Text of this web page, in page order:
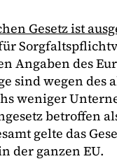
Gesetz ist
Angaben des
sind wegen des
weniger
betroffen
gelte das
der ganzen EU.